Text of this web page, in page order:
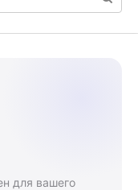
для вашего